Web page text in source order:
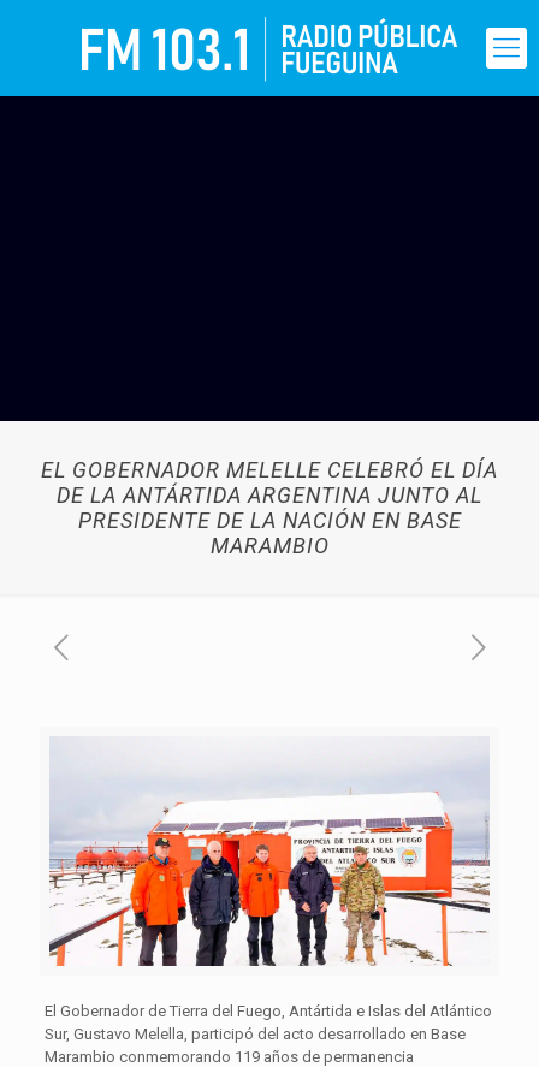
EL GOBERNADOR MELELLE CELEBRÓ EL DÍA
DE LA ANTÁRTIDA ARGENTINA JUNTO AL
PRESIDENTE DE LA NACIÓN EN BASE
MARAMBIO
El Gobernador de Tierra del Fuego, Antártida e Islas del Atlántico
Sur, Gustavo Melella, participó del acto desarrollado en Base
Marambio conmemorando 119 años de permanencia